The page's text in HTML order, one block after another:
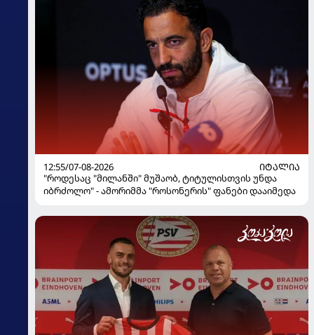
12:55/07-08-2026
ᲘᲢᲐᲚᲘᲐ
"როდესაც "მილანში" მუშაობ, ტიტულისთვის უნდა
იბრძოლო" - ამორიმმა "როსონერის" ფანები დააიმედა